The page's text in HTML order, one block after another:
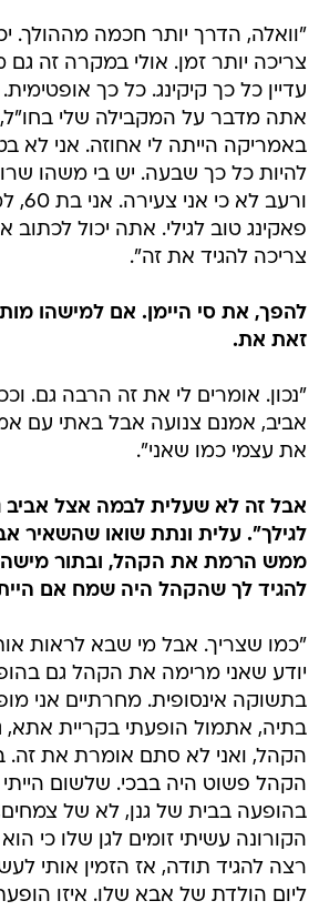
"וואלה, הדרך יותר חכמה מההולך.
צריכה יותר זמן. אולי במקרה זה גם
עדיין כל כך קיקינג. כל כך
אתה מדבר על המקבילה שלי
באמריקה הייתה לי אחוזה. אני לא
להיות כל כך שבעה. יש בי משהו
ורעב
פאקינג טוב לגילי. אתה יכול לכתוב
צריכה להגיד את זה".
להפך, את סי היימן. אם למישהו
זאת את.
"נכון. אומרים לי את זה הרבה גם.
אביב, אמנם צנועה אבל באתי עם
את עצמי כמו שאני".
אבל זה לא שעלית לבמה אצל אביב
לגילך". עלית ונתת שואו שהשאיר
ממש הרמת את הקהל, ובתור מישהו
להגיד לך שהקהל היה שמח אם
"כמו שצריך. אבל מי שבא לראות
יודע שאני מרימה את הקהל גם
בתשוקה אינסופית. מחרתיים אני
בתיה, אתמול הופעתי בקריית
הקהל, ואני לא סתם אומרת את זה.
הקהל פשוט היה בבכי. שלשום הייתי
בהופעה בבית של גנן, לא של
הקורונה עשיתי זומים לגן שלו כי
רצה להגיד תודה, אז הזמין אותי
ליום הולדת של אבא שלו. איזו